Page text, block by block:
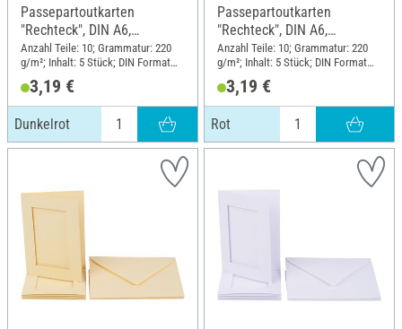
Passepartoutkarten
"Rechteck", DIN A6,
220g/m², 10-tlg., Dunkelrot
Anzahl Teile: 10; Grammatur: 220
g/m²; Inhalt: 5 Stück; DIN Format
3,19 €
Dunkelrot
Passepartoutkarten
"Rechteck", DIN A6,
220g/m², 10-tlg., Rot
Anzahl Teile: 10; Grammatur: 220
g/m²; Inhalt: 5 Stück; DIN Format
3,19 €
Rot